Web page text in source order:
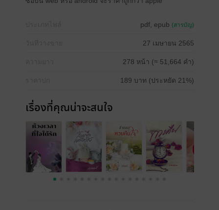
pdf, epub (สารบัญ)
27 เมษายน 2565
278 หน้า (≈ 51,664 คำ)
189 บาท (ประหยัด 21%)
เรื่องที่คุณน่าจะสนใจ